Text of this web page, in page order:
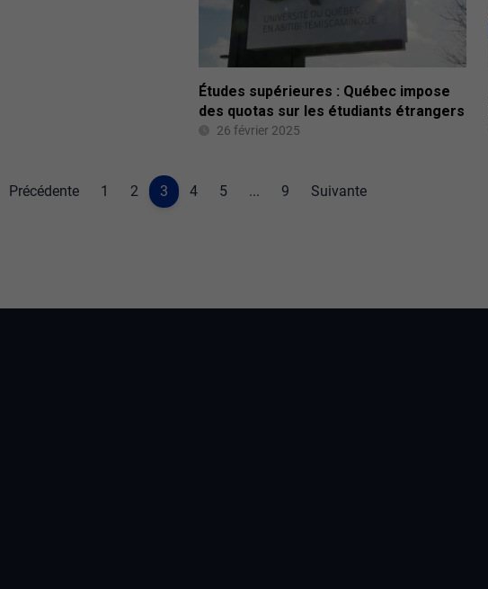
Études supérieures : Québec impose
des quotas sur les étudiants étrangers
26 février 2025
Précédente 1 2 3 4 5 ... 9 Suivante